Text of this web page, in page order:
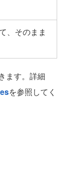
、そのまま
ます。詳細
を参照してく